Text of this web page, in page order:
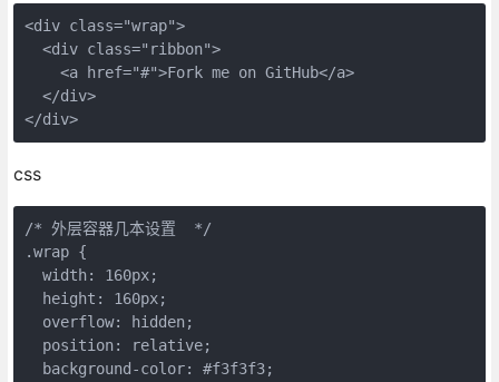
<div class="wrap">
  <div class="ribbon">
    <a href="#">Fork me on GitHub</a>
  </div>
</div>
css
/* 外层容器几本设置  */
.wrap {
  width: 160px;
  height: 160px;
  overflow: hidden;
  position: relative;
  background-color: #f3f3f3;